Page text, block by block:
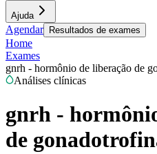
Ajuda
Agendar Resultados de exames
Home
Exames
gnrh - hormônio de liberação de
Análises clínicas
gnrh -
de